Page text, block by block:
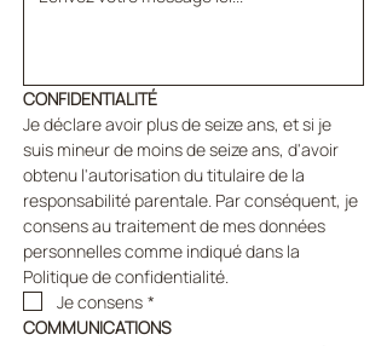
CONFIDENTIALITÉ
Je déclare avoir plus de seize ans, et si je
suis mineur de moins de seize ans, d'avoir
obtenu l'autorisation du titulaire de la
responsabilité parentale. Par conséquent, je
consens au traitement de mes données
personnelles comme indiqué dans la
Politique de confidentialité.
Je consens *
COMMUNICATIONS